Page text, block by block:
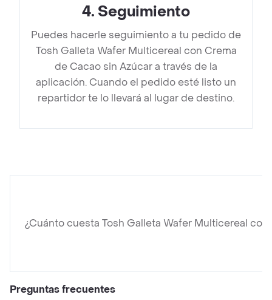
4. Seguimiento
Puedes hacerle seguimiento a tu pedido de
Tosh Galleta Wafer Multicereal con Crema
de Cacao sin Azúcar a través de la
aplicación. Cuando el pedido esté listo un
repartidor te lo llevará al lugar de destino.
¿Cuánto cuesta Tosh Galleta Wafer Multicereal
Preguntas frecuentes